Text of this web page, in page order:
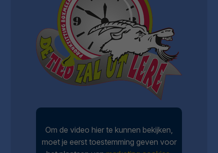
Om de video hier te kunnen bekijken,
moet je eerst toestemming geven voor